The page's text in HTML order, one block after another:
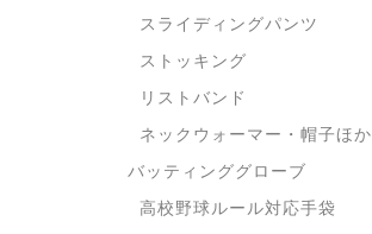
スライディングパンツ
ストッキング
リストバンド
ネックウォーマー・帽子ほか
バッティンググローブ
高校野球ルール対応手袋